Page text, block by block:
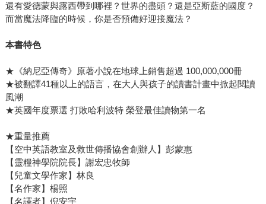
還有愛德蒙與露西帶到哪裡？世界的盡頭？還是亞斯藍的國度？
而當魔法降臨的時候，你是否預備好迎接魔法？
本書特色
★《納尼亞傳奇》原著小說在地球上銷售超過 100,000,000冊
★被翻譯41種以上的語言，在大人與孩子的讀書計畫中掀起閱讀
風潮
★英國年度票選 打敗哈利波特 榮登最佳讀物第一名
★重量推薦
【空中英語教室及救世傳播協會創辦人】彭蒙惠
【靈糧神學院院長】謝宏忠牧師
【兒童文學作家】林良
【名作家】楊照
【名譯者】倪安宇